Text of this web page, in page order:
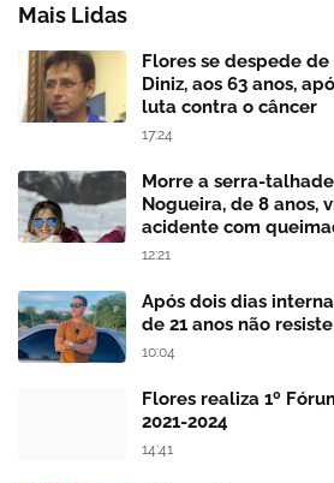
Mais Lidas
Flores se despede
Diniz, aos 63 anos,
luta contra o câncer
17:24
Morre a serra-
Nogueira, de 8 anos,
acidente com
12:21
Após dois dias
de 21 anos não
10:04
Flores realiza 1º
2021-2024
14:41